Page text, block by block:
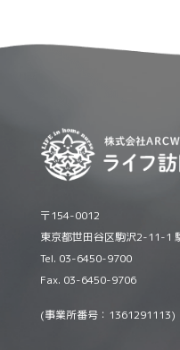
〒154-0012
東京都世田谷区駒沢2-11-1
Tel. 03-6450-9700
Fax. 03-6450-9706
(事業所番号：1361291113)